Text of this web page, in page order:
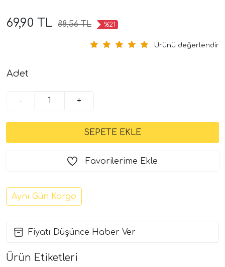
69,90 TL 88,56 TL %21
Ürünü değerlendir
Adet
- +
Favorilerime Ekle
Aynı Gün Kargo
Fiyatı Düşünce Haber Ver
Ürün Etiketleri